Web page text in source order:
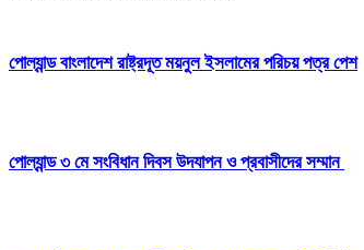
পোল্যান্ড বাংলাদেশ রাষ্ট্রদূত ময়নুল ইসলামের পরিচয় পত্র পেশ
পোল্যান্ড ৩ মে সংবিধান দিবস উদযাপন ও প্রবাসীদের সম্মান